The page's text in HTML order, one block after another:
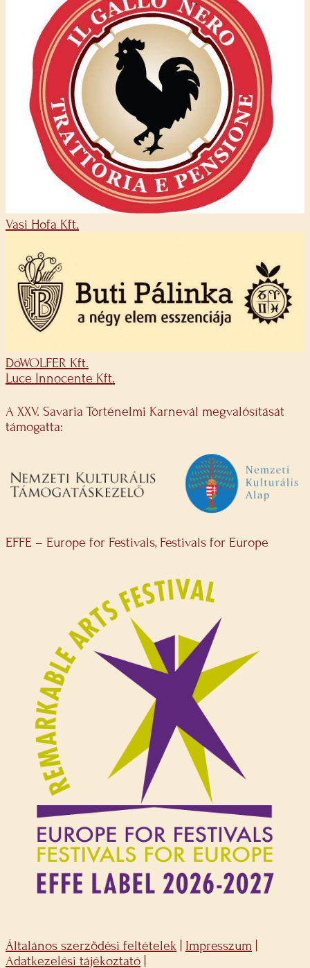
Vasi Hofa Kft.
DöWOLFER Kft.
Luce Innocente Kft.
A XXV. Savaria Történelmi Karnevál megvalósítását
támogatta:
EFFE – Europe for Festivals, Festivals for Europe
Általános szerződési feltételek Impresszum
Adatkezelési tájékoztató